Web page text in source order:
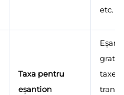
etc.
Taxa pentru
eșantion